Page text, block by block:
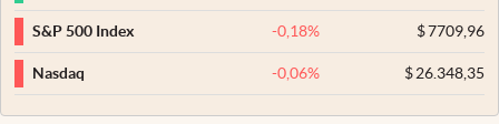
S&P 500 Index -0,18% $7709,96
Nasdaq -0,06% $26.348,35